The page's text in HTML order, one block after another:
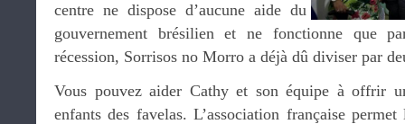
centre ne dispose d’aucune aide du
gouvernement brésilien et ne fonctionne que
récession, Sorrisos no Morro a déjà dû diviser par
Vous pouvez aider Cathy et son équipe à offrir
enfants des favelas. L’association française